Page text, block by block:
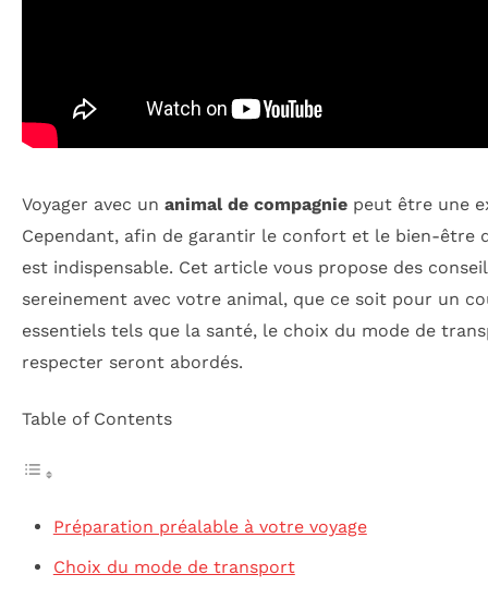
Voyager avec un animal de compagnie peut être une
Cependant, afin de garantir le confort et le bien-être
est indispensable. Cet article vous propose des
sereinement avec votre animal, que ce soit pour un
essentiels tels que la santé, le choix du mode de
respecter seront abordés.
Table of Contents
Préparation préalable à votre voyage
Choix du mode de transport